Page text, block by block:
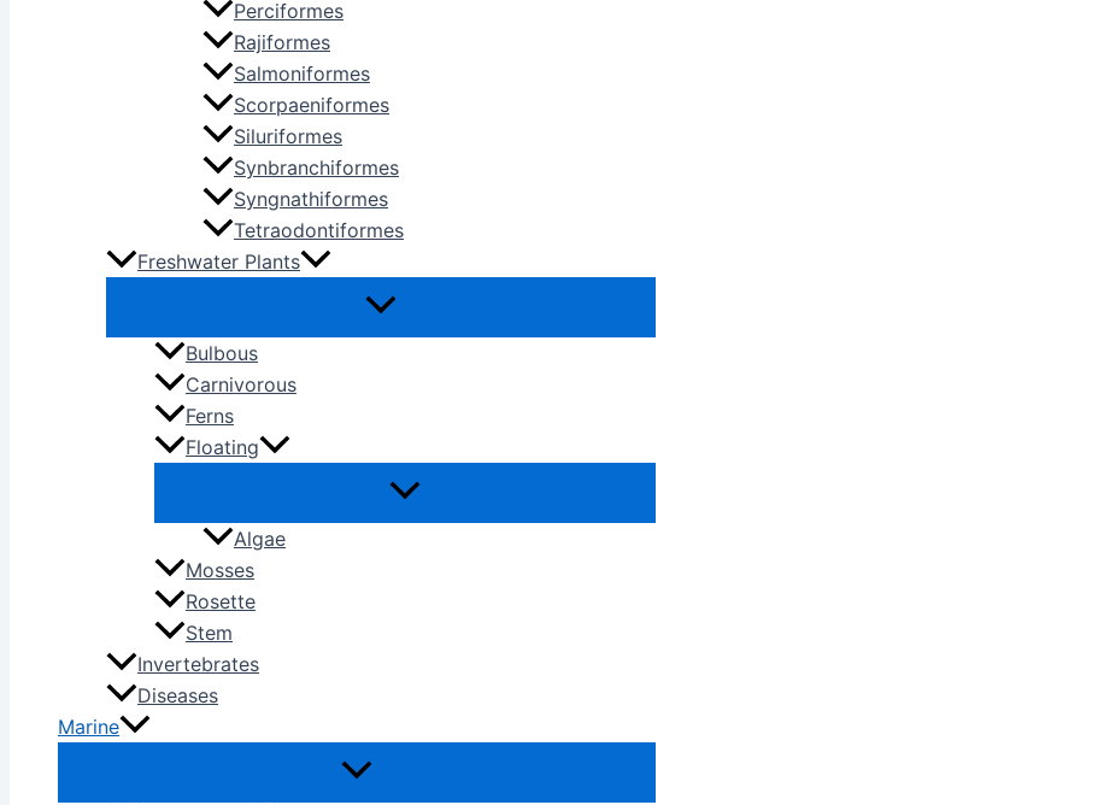
Perciformes
Rajiformes
Salmoniformes
Scorpaeniformes
Siluriformes
Synbranchiformes
Syngnathiformes
Tetraodontiformes
Freshwater Plants
Bulbous
Carnivorous
Ferns
Floating
Algae
Mosses
Rosette
Stem
Invertebrates
Diseases
Marine